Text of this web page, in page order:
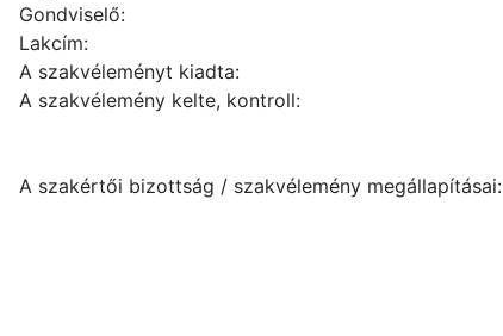
Gondviselő:
Lakcím:
A szakvéleményt kiadta:
A szakvélemény kelte, kontroll:
A szakértői bizottság / szakvélemény megállapításai: